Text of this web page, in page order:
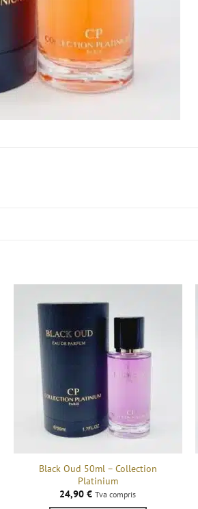
Black Oud 50ml – Collection
Platinium
24,90€ Tva compris